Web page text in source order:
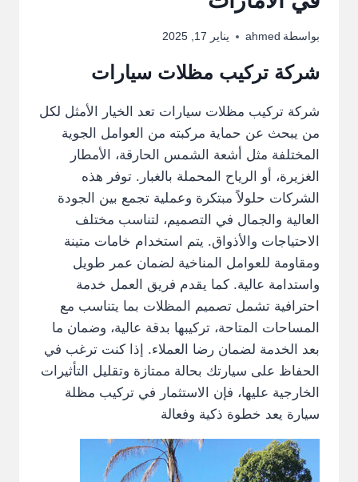
بواسطة ahmed يناير 17, 2025
شركة تركيب مظلات سيارات
شركة تركيب مظلات سيارات تعد الخيار الأمثل لكل
من يبحث عن حماية مركبته من العوامل الجوية
المختلفة مثل أشعة الشمس الحارقة، الأمطار
الغزيرة، أو الرياح المحملة بالغبار. توفر هذه
الشركات حلولاً مبتكرة وعملية تجمع بين الجودة
العالية والجمال في التصميم، لتناسب مختلف
الاحتياجات والأذواق. يتم استخدام خامات متينة
ومقاومة للعوامل المناخية لضمان عمر طويل
واستدامة عالية. كما يقدم فريق العمل خدمة
احترافية تشمل تصميم المظلات بما يتناسب مع
المساحات المتاحة، تركيبها بدقة عالية، وضمان ما
بعد الخدمة لضمان رضا العملاء. إذا كنت ترغب في
الحفاظ على سيارتك بحالة ممتازة وتقليل التأثيرات
الخارجية عليها، فإن الاستثمار في تركيب مظلة
سيارة يعد خطوة ذكية وفعالة